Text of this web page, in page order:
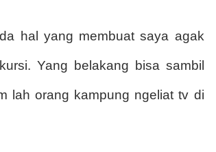
hal yang membuat saya agak
Yang belakang bisa sambil
lah orang kampung ngeliat tv di